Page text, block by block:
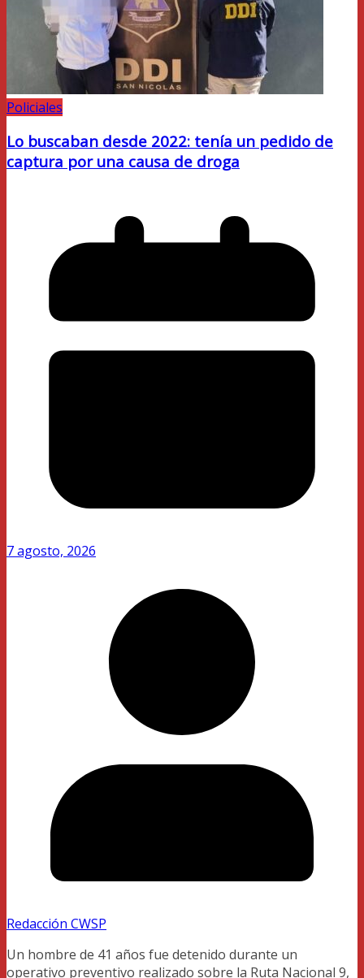
Policiales
Lo buscaban desde 2022: tenía un pedido de
captura por una causa de droga
7 agosto, 2026
Redacción CWSP
Un hombre de 41 años fue detenido durante un
operativo preventivo realizado sobre la Ruta Nacional 9,